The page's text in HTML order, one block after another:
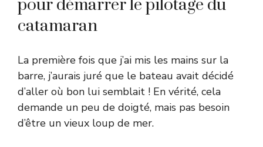
pour démarrer le pilotage du
catamaran
La première fois que j’ai mis les mains sur la
barre, j’aurais juré que le bateau avait décidé
d’aller où bon lui semblait ! En vérité, cela
demande un peu de doigté, mais pas besoin
d’être un vieux loup de mer.